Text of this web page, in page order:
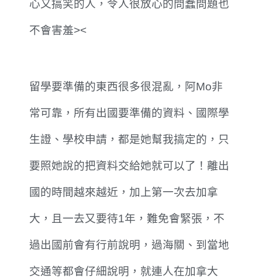
心又搞笑的人，令人很放心的問蠢問題也
不會害羞><
留學要準備的東西很多很混亂，阿Mo非
常可靠，所有出國要準備的資料、國際學
生證、學校申請，都是她幫我搞定的，只
要照她說的把資料交給她就可以了！離出
國的時間越來越近，加上第一次去加拿
大，且一去又要待1年，難免會緊張，不
過出國前會有行前說明，過海關、到當地
交通等都會仔細說明，就連人在加拿大